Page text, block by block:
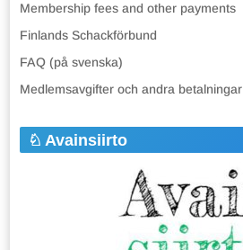
Membership fees and other payments
Finlands Schackförbund
FAQ (på svenska)
Medlemsavgifter och andra betalningar
Avainsiirto